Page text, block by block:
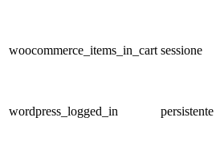
woocommerce_items_in_cart sessione
wordpress_logged_in persistente